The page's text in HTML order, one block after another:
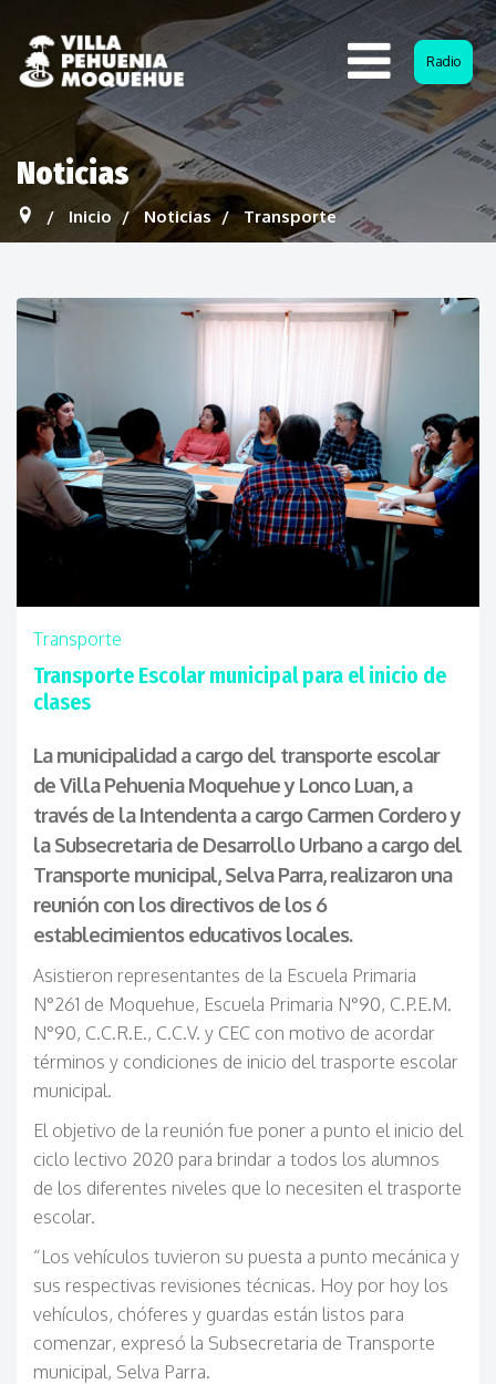
Radio
Noticias
Inicio Noticias Transporte
Transporte
Transporte Escolar municipal para el inicio de
clases
La municipalidad a cargo del transporte escolar
de Villa Pehuenia Moquehue y Lonco Luan, a
través de la Intendenta a cargo Carmen Cordero y
la Subsecretaria de Desarrollo Urbano a cargo del
Transporte municipal, Selva Parra, realizaron una
reunión con los directivos de los 6
establecimientos educativos locales.
Asistieron representantes de la Escuela Primaria
N°261 de Moquehue, Escuela Primaria N°90, C.P.E.M.
N°90, C.C.R.E., C.C.V. y CEC con motivo de acordar
términos y condiciones de inicio del trasporte escolar
municipal.
El objetivo de la reunión fue poner a punto el inicio del
ciclo lectivo 2020 para brindar a todos los alumnos
de los diferentes niveles que lo necesiten el trasporte
escolar.
“Los vehículos tuvieron su puesta a punto mecánica y
sus respectivas revisiones técnicas. Hoy por hoy los
vehículos, chóferes y guardas están listos para
comenzar, expresó la Subsecretaria de Transporte
municipal, Selva Parra.